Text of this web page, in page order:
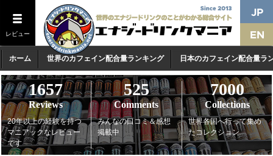
レビュー
ホーム 世界のカフェイン配合量ランキング 日本のカフェイン配合量ラ
1657
Reviews
20年以上の経験を持つ
マニアックなレビュー
です
525
Comments
みんなの口コミ＆感想
掲載中
7000
Collections
世界各国へ行って集め
たコレクション